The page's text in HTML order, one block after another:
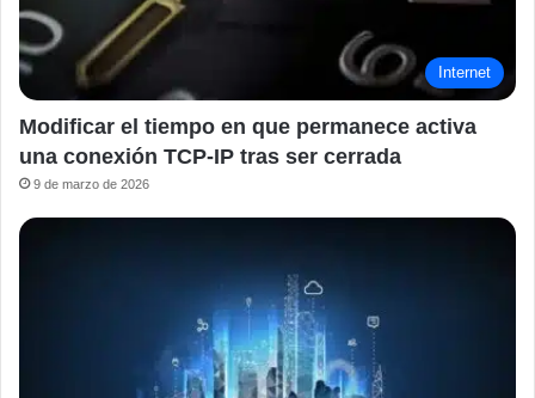
Internet
Modificar el tiempo en que permanece activa
una conexión TCP-IP tras ser cerrada
9 de marzo de 2026